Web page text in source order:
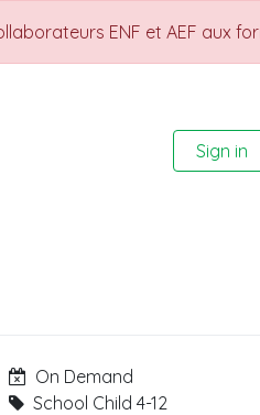
ENF et AEF aux
Sign in
On Demand
School Child 4-12